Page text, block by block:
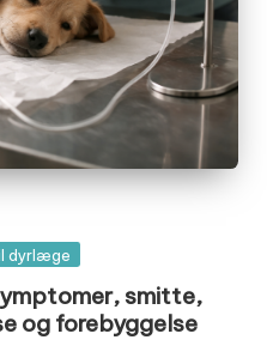
dyrlæge
smitte,
og forebyggelse